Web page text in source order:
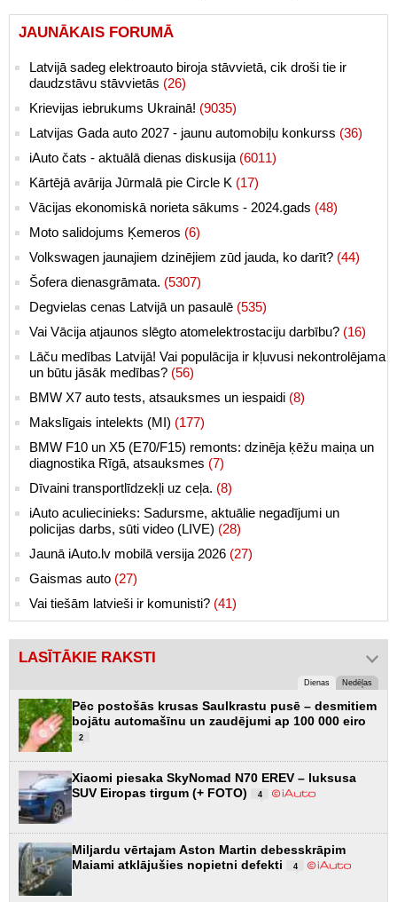
JAUNĀKAIS FORUMĀ
Latvijā sadeg elektroauto biroja stāvvietā, cik droši tie ir
daudzstāvu stāvvietās (26)
Krievijas iebrukums Ukrainā! (9035)
Latvijas Gada auto 2027 - jaunu automobiļu konkurss (36)
iAuto čats - aktuālā dienas diskusija (6011)
Kārtējā avārija Jūrmalā pie Circle K (17)
Vācijas ekonomiskā norieta sākums - 2024.gads (48)
Moto salidojums Ķemeros (6)
Volkswagen jaunajiem dzinējiem zūd jauda, ko darīt? (44)
Šofera dienasgrāmata. (5307)
Degvielas cenas Latvijā un pasaulē (535)
Vai Vācija atjaunos slēgto atomelektrostaciju darbību? (16)
Lāču medības Latvijā! Vai populācija ir kļuvusi nekontrolējama
un būtu jāsāk medības? (56)
BMW X7 auto tests, atsauksmes un iespaidi (8)
Makslīgais intelekts (MI) (177)
BMW F10 un X5 (E70/F15) remonts: dzinēja ķēžu maiņa un
diagnostika Rīgā, atsauksmes (7)
Dīvaini transportlīdzekļi uz ceļa. (8)
iAuto aculiecinieks: Sadursme, aktuālie negadījumi un
policijas darbs, sūti video (LIVE) (28)
Jaunā iAuto.lv mobilā versija 2026 (27)
Gaismas auto (27)
Vai tiešām latvieši ir komunisti? (41)
LASĪTĀKIE RAKSTI
Dienas Nedēļas
Pēc postošās krusas Saulkrastu pusē – desmitiem
bojātu automašīnu un zaudējumi ap 100 000 eiro
2
Xiaomi piesaka SkyNomad N70 EREV – luksusa
SUV Eiropas tirgum (+ FOTO)
4
Miljardu vērtajam Aston Martin debesskrāpim
Maiami atklājušies nopietni defekti
4